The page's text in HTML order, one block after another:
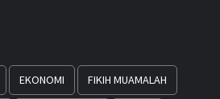
EKONOMI FIKIH MUAMALAH